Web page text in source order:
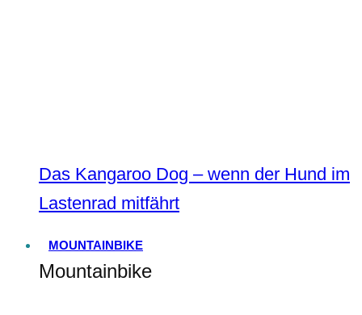
Das Kangaroo Dog – wenn der Hund im
Lastenrad mitfährt
MOUNTAINBIKE
Mountainbike